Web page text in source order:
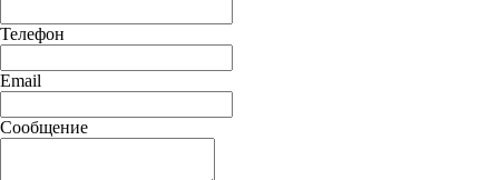
Телефон
Email
Сообщение